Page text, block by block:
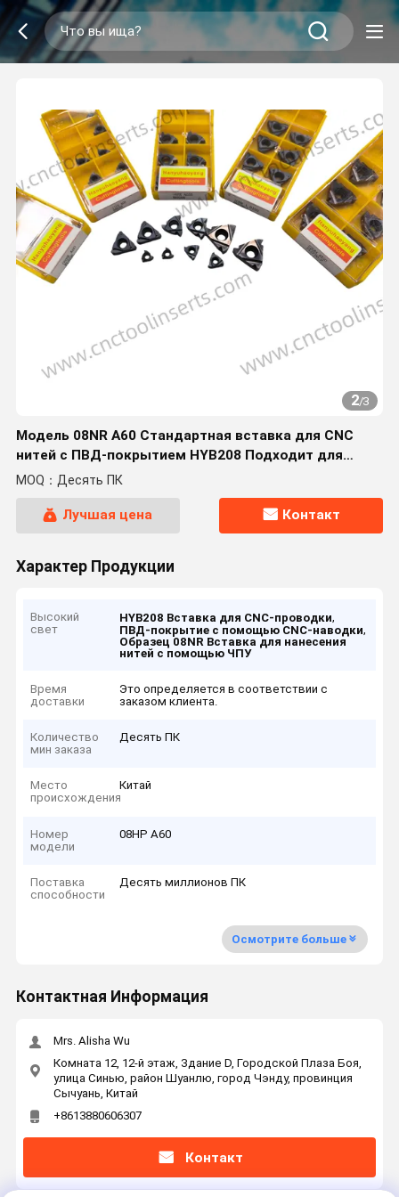
2/3
Модель 08NR A60 Стандартная вставка для CNC
нитей с ПВД-покрытием HYB208 Подходит для
обработки сложных для обработки материалов, за
MOQ：Десять ПК
Лучшая цена Контакт
Характер Продукции
Высокий
свет
HYB208 Вставка для CNC-проводки,
ПВД-покрытие с помощью CNC-наводки,
Образец 08NR Вставка для нанесения
нитей с помощью ЧПУ
Время
доставки
Это определяется в соответствии с
заказом клиента.
Количество
мин заказа
Десять ПК
Место
происхождения
Китай
Номер
модели
08НР А60
Поставка
способности
Десять миллионов ПК
Осмотрите больше
Контактная Информация
Mrs. Alisha Wu
Комната 12, 12-й этаж, Здание D, Городской Плаза Боя,
улица Синью, район Шуанлю, город Чэнду, провинция
Сычуань, Китай
+8613880606307
Контакт